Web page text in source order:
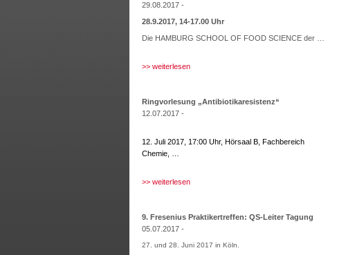
29.08.2017 -
28.9.2017, 14-17.00 Uhr
Die HAMBURG SCHOOL OF FOOD SCIENCE der …
>> weiterlesen
Ringvorlesung „Antibiotikaresistenz“
12.07.2017 -
12. Juli 2017, 17:00 Uhr, Hörsaal B, Fachbereich
Chemie, …
>> weiterlesen
9. Fresenius Praktikertreffen: QS-Leiter Tagung
05.07.2017 -
27. und 28. Juni 2017 in Köln.